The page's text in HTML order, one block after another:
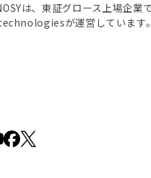
は、東証グロース上場企業
が運営しています。